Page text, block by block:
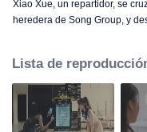
Xiao Xue, un repartidor, se
heredera de Song Group, y
de Song Group, está
Xiao Xue.
Lista de